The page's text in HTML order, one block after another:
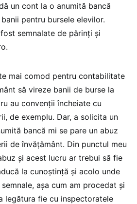
un cont la o anumită bancă
pentru bursele elevilor.
semnalate de părinți și
mai comod pentru contabilitate
să vireze banii de burse la
au convenții încheiate cu
de exemplu. Dar, a solicita un
bancă mi se pare un abuz
de învățământ. Din punctul meu
și acest lucru ar trebui să fie
la cunoștință și acolo unde
așa cum am procedat și
legătura fie cu inspectoratele